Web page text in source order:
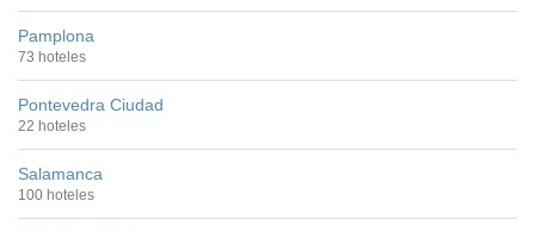
Pamplona
73 hoteles
Pontevedra Ciudad
22 hoteles
Salamanca
100 hoteles